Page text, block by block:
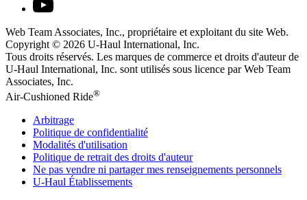
Web Team Associates, Inc., propriétaire et exploitant du site Web.
Copyright © 2026 U-Haul International, Inc.
Tous droits réservés. Les marques de commerce et droits d'auteur de
U-Haul International, Inc. sont utilisés sous licence par Web Team
Associates, Inc.
Air-Cushioned Ride®
Arbitrage
Politique de confidentialité
Modalités d'utilisation
Politique de retrait des droits d'auteur
Ne pas vendre ni partager mes renseignements personnels
U-Haul Établissements